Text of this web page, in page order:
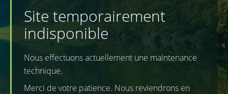
Site temporairement
indisponible
Nous effectuons actuellement une maintenance
technique.
Merci de votre patience. Nous reviendrons en